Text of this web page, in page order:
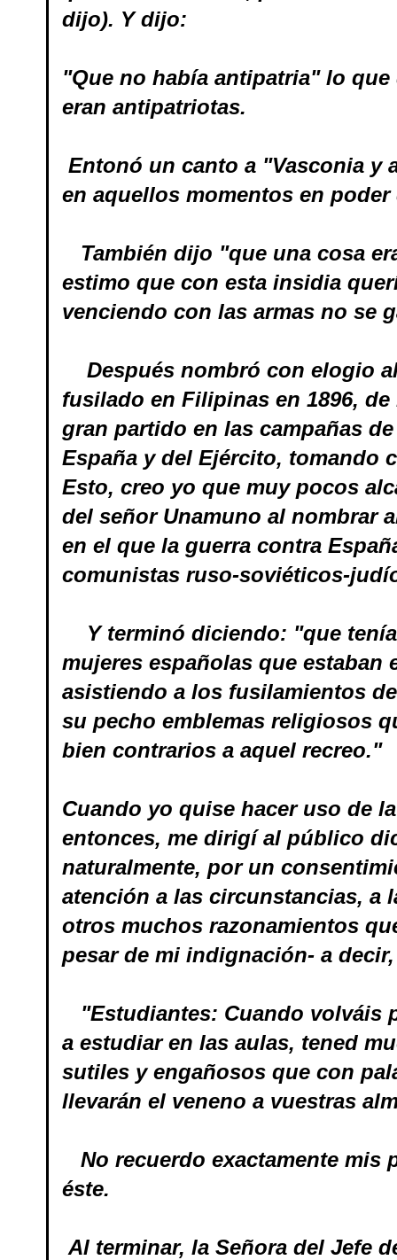
dijo). Y dijo:
"Que no había antipatria" lo
eran antipatriotas.
Entonó un canto a "Vasconia y
en aquellos momentos en
También dijo "que una cosa
estimo que con esta insidia
venciendo con las armas no se
Después nombró con elogio
fusilado en Filipinas en 1896,
gran partido en las campañas
España y del Ejército, tomando
Esto, creo yo que muy pocos
del señor Unamuno al nombrar
en el que la guerra contra
comunistas ruso-soviéticos-
Y terminó diciendo: "que
mujeres españolas que estaban
asistiendo a los fusilamientos
su pecho emblemas religiosos
bien contrarios a aquel
Cuando yo quise hacer uso de
entonces, me dirigí al público
naturalmente, por un
atención a las circunstancias, a
otros muchos razonamientos
pesar de mi indignación- a
"Estudiantes: Cuando volváis
a estudiar en las aulas, tened
sutiles y engañosos que con
llevarán el veneno a vuestras
No recuerdo exactamente mis
éste.
Al terminar, la Señora del Jefe